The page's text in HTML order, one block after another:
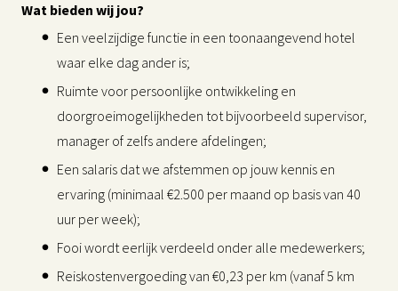
Wat bieden wij jou?
Een veelzijdige functie in een toonaangevend hotel
waar elke dag ander is;
Ruimte voor persoonlijke ontwikkeling en
doorgroeimogelijkheden tot bijvoorbeeld supervisor,
manager of zelfs andere afdelingen;
Een salaris dat we afstemmen op jouw kennis en
ervaring (minimaal €2.500 per maand op basis van 40
uur per week);
Fooi wordt eerlijk verdeeld onder alle medewerkers;
Reiskostenvergoeding van €0,23 per km (vanaf 5 km